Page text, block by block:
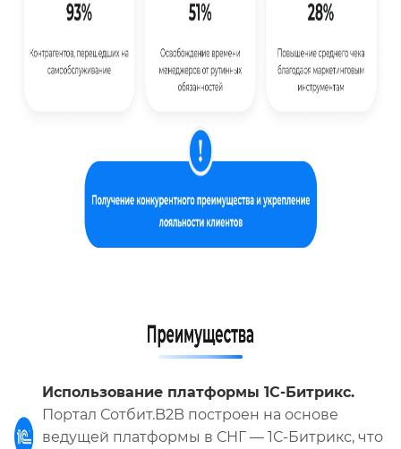
Использование платформы 1С-Битрикс.
Портал Сотбит.B2B построен на основе
ведущей платформы в СНГ — 1С-Битрикс, что